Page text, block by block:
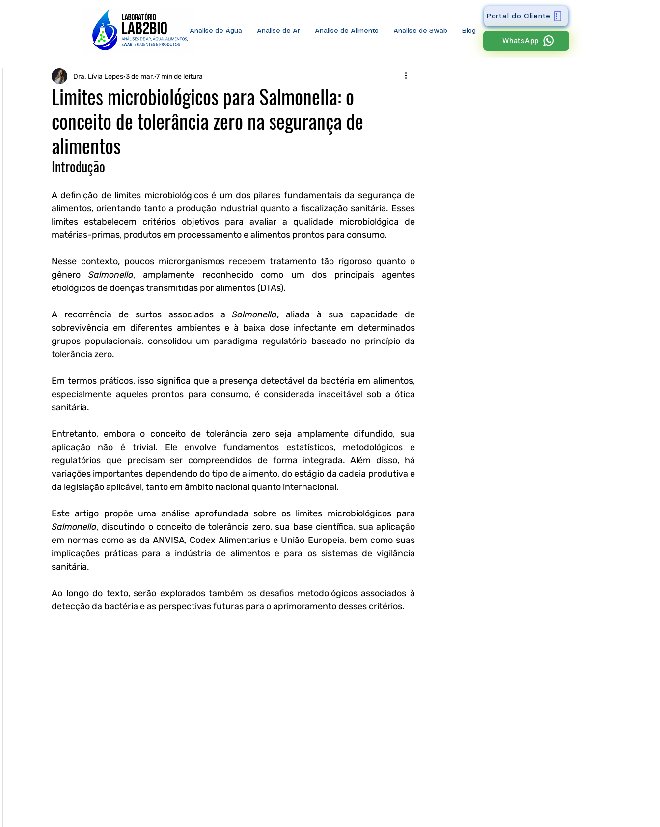
Análise de Água Análise de Ar Análise de Alimento Análise de Swab Blog
Portal do Cliente
WhatsApp
Limites microbiológicos para Salmonella: o
conceito de tolerância zero na segurança de
alimentos
Dra. Lívia Lopes 3 de mar. 7 min de leitura
Introdução
A definição de limites microbiológicos é um dos pilares fundamentais da segurança de
alimentos, orientando tanto a produção industrial quanto a fiscalização sanitária. Esses
limites estabelecem critérios objetivos para avaliar a qualidade microbiológica de
matérias-primas, produtos em processamento e alimentos prontos para consumo.
Nesse contexto, poucos microrganismos recebem tratamento tão rigoroso quanto o
gênero Salmonella, amplamente reconhecido como um dos principais agentes
etiológicos de doenças transmitidas por alimentos (DTAs).
A recorrência de surtos associados a Salmonella, aliada à sua capacidade de
sobrevivência em diferentes ambientes e à baixa dose infectante em determinados
tolerância zero.
Em termos práticos, isso significa que a presença detectável da bactéria em alimentos,
especialmente aqueles prontos para consumo, é considerada inaceitável sob a ótica
sanitária.
Entretanto, embora o conceito de tolerância zero seja amplamente difundido, sua
aplicação não é trivial. Ele envolve fundamentos estatísticos, metodológicos e
regulatórios que precisam ser compreendidos de forma integrada. Além disso, há
variações importantes dependendo do tipo de alimento, do estágio da cadeia produtiva e
da legislação aplicável, tanto em âmbito nacional quanto internacional.
Salmonella, discutindo o conceito de tolerância zero, sua base científica, sua aplicação
em normas como as da ANVISA, Codex Alimentarius e União Europeia, bem como suas
implicações práticas para a indústria de alimentos e para os sistemas de vigilância
sanitária.
Ao longo do texto, serão explorados também os desafios metodológicos associados à
detecção da bactéria e as perspectivas futuras para o aprimoramento desses critérios.